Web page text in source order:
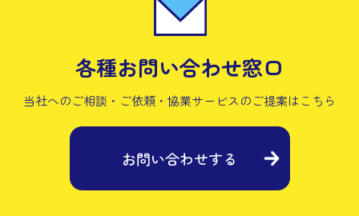
各種お問い合わせ窓口
当社へのご相談・ご依頼・協業サービスのご提案はこちら
お問い合わせする